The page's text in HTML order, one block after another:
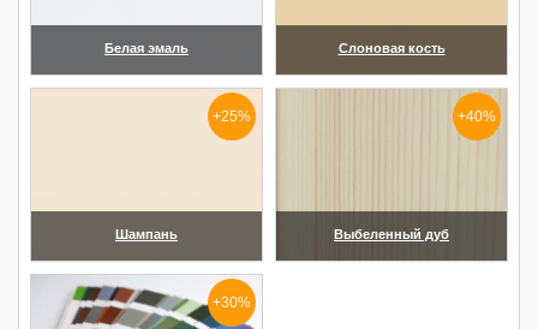
Белая эмаль Слоновая кость
Шампань
+25%
Выбеленный дуб
+40%
+30%